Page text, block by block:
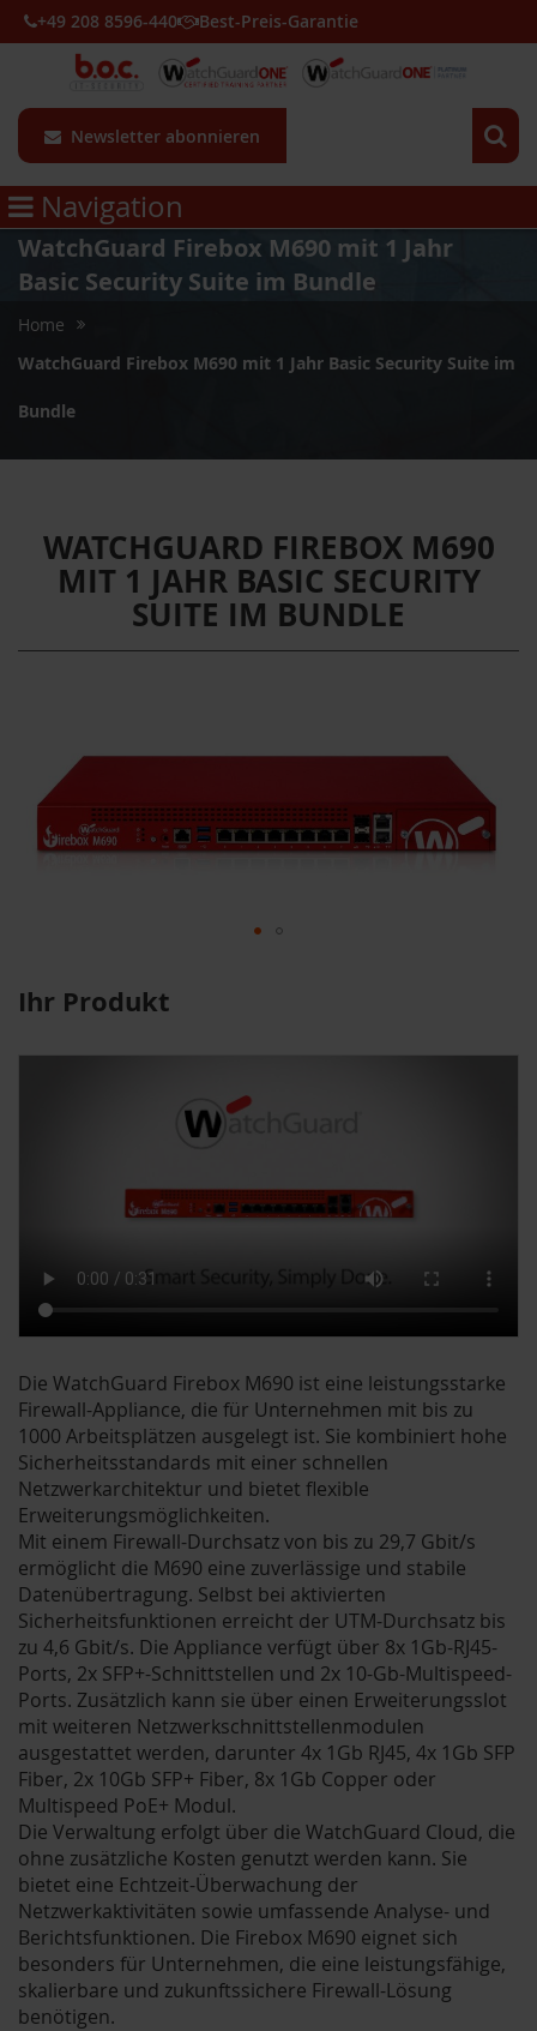
Newsletter abonnieren
+49 208 8596-440 Best-Preis-Garantie
Navigation
WatchGuard Firebox M690 mit 1 Jahr
Basic Security Suite im Bundle
Home
WatchGuard Firebox M690 mit 1 Jahr Basic Security Suite im
Bundle
WATCHGUARD FIREBOX M690
MIT 1 JAHR BASIC SECURITY
SUITE IM BUNDLE
Ihr Produkt
Die WatchGuard Firebox M690 ist eine leistungsstarke
Firewall-Appliance, die für Unternehmen mit bis zu
1000 Arbeitsplätzen ausgelegt ist. Sie kombiniert hohe
Sicherheitsstandards mit einer schnellen
Netzwerkarchitektur und bietet flexible
Erweiterungsmöglichkeiten.
Mit einem Firewall-Durchsatz von bis zu 29,7 Gbit/s
ermöglicht die M690 eine zuverlässige und stabile
Datenübertragung. Selbst bei aktivierten
Sicherheitsfunktionen erreicht der UTM-Durchsatz bis
zu 4,6 Gbit/s. Die Appliance verfügt über 8x 1Gb-RJ45-
Ports, 2x SFP+-Schnittstellen und 2x 10-Gb-Multispeed-
Ports. Zusätzlich kann sie über einen Erweiterungsslot
mit weiteren Netzwerkschnittstellenmodulen
ausgestattet werden, darunter 4x 1Gb RJ45, 4x 1Gb SFP
Fiber, 2x 10Gb SFP+ Fiber, 8x 1Gb Copper oder
Multispeed PoE+ Modul.
Die Verwaltung erfolgt über die WatchGuard Cloud, die
ohne zusätzliche Kosten genutzt werden kann. Sie
bietet eine Echtzeit-Überwachung der
Netzwerkaktivitäten sowie umfassende Analyse- und
Berichtsfunktionen. Die Firebox M690 eignet sich
besonders für Unternehmen, die eine leistungsfähige,
skalierbare und zukunftssichere Firewall-Lösung
benötigen.